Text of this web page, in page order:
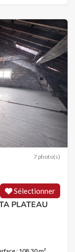
7 photo(s)
Sélectionner
PLATEAU